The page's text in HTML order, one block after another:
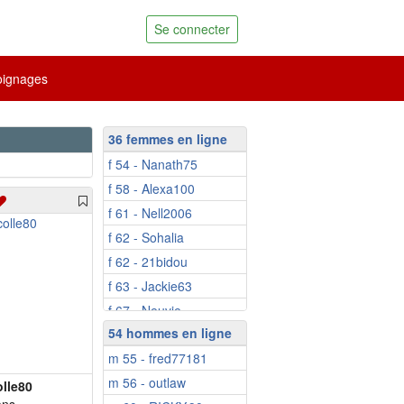
Se connecter
36 femmes en ligne
f 54 - Nanath75
f 58 - Alexa100
f 61 - Nell2006
f 62 - Sohalia
f 62 - 21bidou
f 63 - Jackie63
f 67 - Neuvie
f 67 - Doobbie
f 71 - fluoril
f 47 - Gasytsara
54 hommes en ligne
m 55 - fred77181
m 56 - outlaw